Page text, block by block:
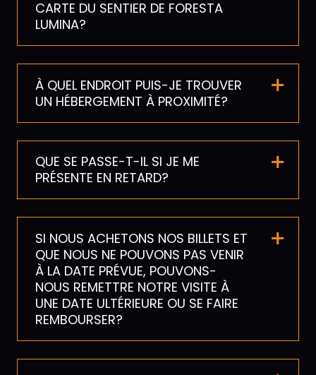
CARTE DU SENTIER DE FORESTA
LUMINA?
À QUEL ENDROIT PUIS-JE TROUVER
UN HÉBERGEMENT À PROXIMITÉ?
QUE SE PASSE-T-IL SI JE ME
PRÉSENTE EN RETARD?
SI NOUS ACHETONS NOS BILLETS ET
QUE NOUS NE POUVONS PAS VENIR
À LA DATE PRÉVUE, POUVONS-
NOUS REMETTRE NOTRE VISITE À
UNE DATE ULTÉRIEURE OU SE FAIRE
REMBOURSER?